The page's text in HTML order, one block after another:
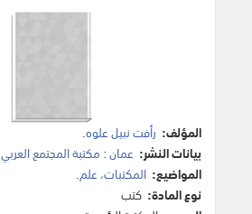
المؤلف: رأفت نبيل علوه.
بيانات النشر: عمان: مكتبة المجتمع العربي
المواضيع: المكتبات، علم.
نوع المادة: كتب